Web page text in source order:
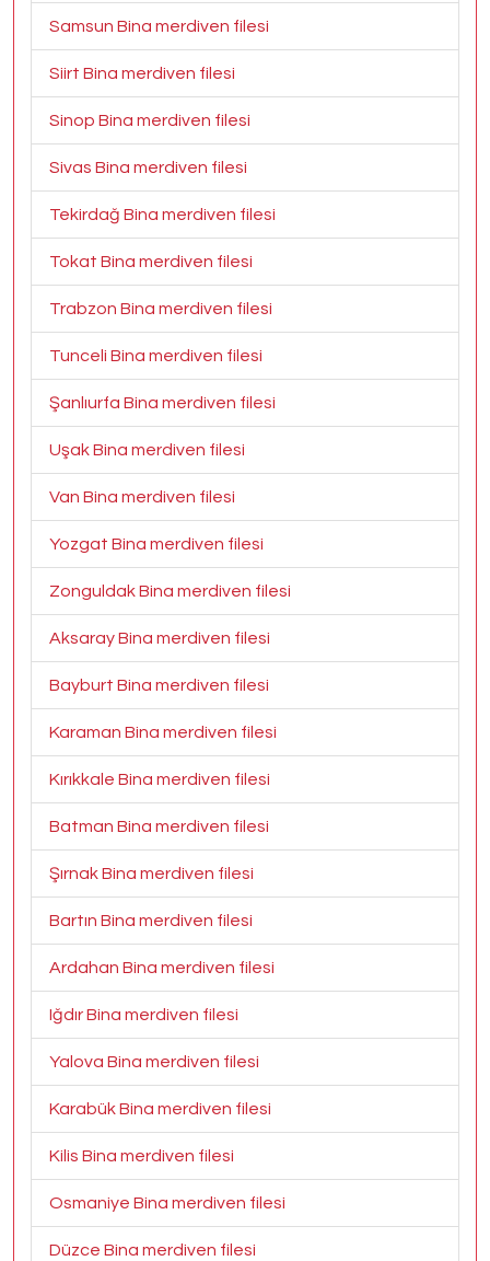
Samsun Bina merdiven filesi
Siirt Bina merdiven filesi
Sinop Bina merdiven filesi
Sivas Bina merdiven filesi
Tekirdağ Bina merdiven filesi
Tokat Bina merdiven filesi
Trabzon Bina merdiven filesi
Tunceli Bina merdiven filesi
Şanlıurfa Bina merdiven filesi
Uşak Bina merdiven filesi
Van Bina merdiven filesi
Yozgat Bina merdiven filesi
Zonguldak Bina merdiven filesi
Aksaray Bina merdiven filesi
Bayburt Bina merdiven filesi
Karaman Bina merdiven filesi
Kırıkkale Bina merdiven filesi
Batman Bina merdiven filesi
Şırnak Bina merdiven filesi
Bartın Bina merdiven filesi
Ardahan Bina merdiven filesi
Iğdır Bina merdiven filesi
Yalova Bina merdiven filesi
Karabük Bina merdiven filesi
Kilis Bina merdiven filesi
Osmaniye Bina merdiven filesi
Düzce Bina merdiven filesi